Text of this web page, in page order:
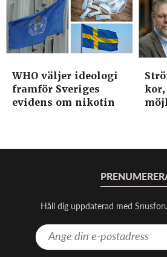
WHO väljer ideologi
framför Sveriges
evidens om nikotin
kor,
Håll dig uppdaterad med